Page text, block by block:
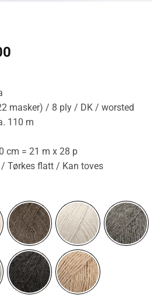
masker) / 8 ply / DK / worsted
110 m
cm = 21 m x 28 p
/ Tørkes flatt / Kan toves